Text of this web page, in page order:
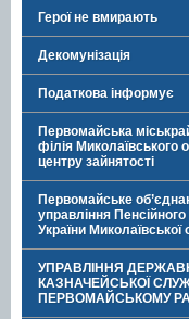
Герої не вмирають
Декомунізація
Податкова інформує
Первомайська
філія Миколаївського
центру зайнятості
Первомайське
управління
України Миколаївської
УПРАВЛІННЯ
КАЗНАЧЕЙСЬКОЇ
ПЕРВОМАЙСЬКОМУ